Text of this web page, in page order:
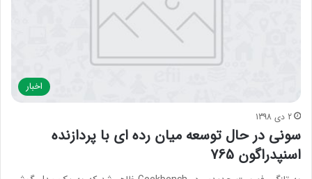
اخبار
2 دی 1398
سونی در حال توسعه میان رده ای با پردازنده
اسنپدراگون 765